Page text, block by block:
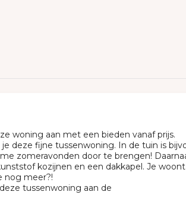
woning aan met een bieden vanaf prijs.
je deze fijne tussenwoning. In de tuin is
zomeravonden door te brengen!
kozijnen en een dakkapel. Je
nog meer?!
tussenwoning aan de